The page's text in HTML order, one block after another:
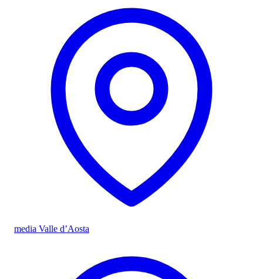
media Valle d’Aosta